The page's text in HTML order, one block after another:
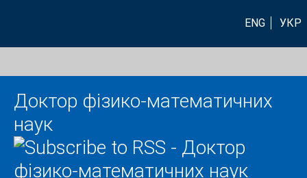
ENG УКР
Доктор фізико-математичних
наук